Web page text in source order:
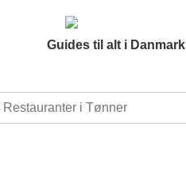
Guides til alt i Danmark